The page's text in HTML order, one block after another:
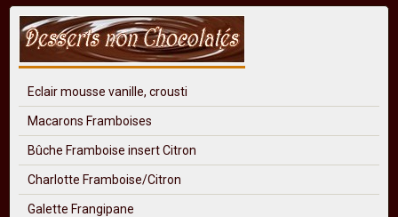
Eclair mousse vanille, crousti
Macarons Framboises
Bûche Framboise insert Citron
Charlotte Framboise/Citron
Galette Frangipane